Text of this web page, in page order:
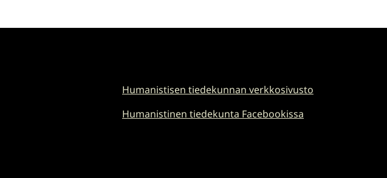
Humanistisen tiedekunnan verkkosivusto
Humanistinen tiedekunta Facebookissa